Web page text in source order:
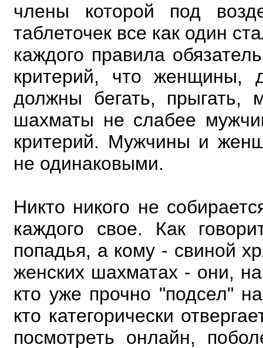
члены которой под
таблеточек все как один
каждого правила
критерий, что женщины,
должны бегать, прыгать,
шахматы не слабее
критерий. Мужчины и
не одинаковыми.
Никто никого не
каждого свое. Как
попадья, а кому - свиной
женских шахматах - они,
кто уже прочно "подсел"
кто категорически
посмотреть онлайн,